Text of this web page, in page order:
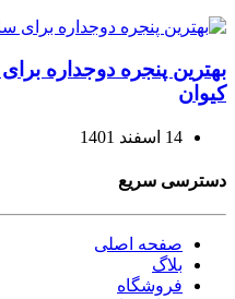
بهترین پنجره دوجداره
کیوان
14 اسفند 1401
دسترسی سریع
صفحه اصلی
بلاگ
فروشگاه